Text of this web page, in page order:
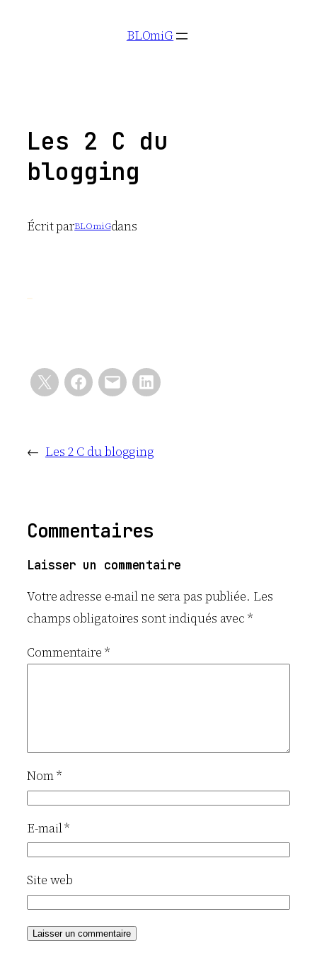
BLOmiG
Les 2 C du
blogging
Écrit parBLOmiGdans
← Les 2 C du blogging
Commentaires
Laisser un commentaire
Votre adresse e-mail ne sera pas publiée. Les
champs obligatoires sont indiqués avec*
Commentaire *
Nom*
E-mail*
Site web